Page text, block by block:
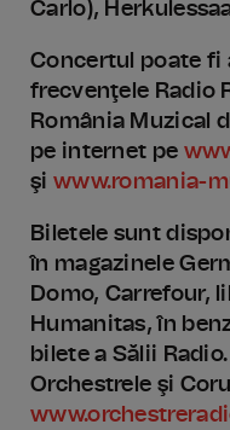
Carlo),
Concertul poate fi
frecvenţele Radio
România Muzical
pe internet pe
şi www.romania-
Biletele sunt
în magazinele
Domo, Carrefour,
Humanitas, în
bilete a Sălii
Orchestrele şi